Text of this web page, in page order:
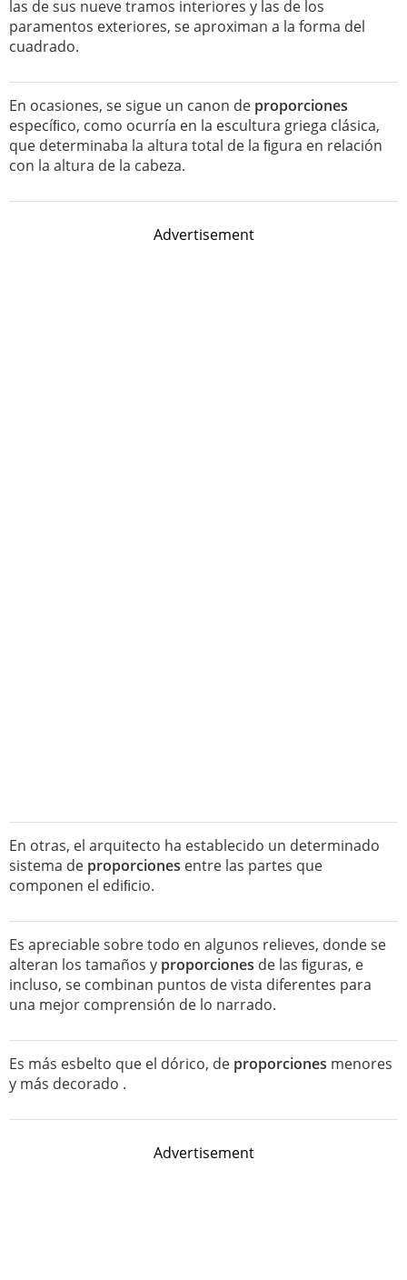
las de sus nueve tramos interiores y las de los
paramentos exteriores, se aproximan a la forma del
cuadrado.
En ocasiones, se sigue un canon de proporciones
especíﬁco, como ocurría en la escultura griega clásica,
que determinaba la altura total de la ﬁgura en relación
con la altura de la cabeza.
Advertisement
En otras, el arquitecto ha establecido un determinado
sistema de proporciones entre las partes que
componen el ediﬁcio.
Es apreciable sobre todo en algunos relieves, donde se
alteran los tamaños y proporciones de las ﬁguras, e
incluso, se combinan puntos de vista diferentes para
una mejor comprensión de lo narrado.
Es más esbelto que el dórico, de proporciones menores
y más decorado .
Advertisement